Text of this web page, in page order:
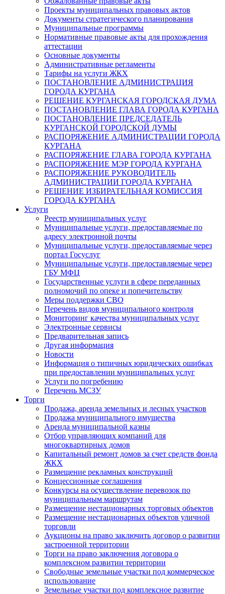
Проекты муниципальных правовых актов
Документы стратегического планирования
Муниципальные программы
Нормативные правовые акты для прохождения
аттестации
Основные документы
Административные регламенты
Тарифы на услуги ЖКХ
ПОСТАНОВЛЕНИЕ АДМИНИСТРАЦИЯ
ГОРОДА КУРГАНА
РЕШЕНИЕ КУРГАНСКАЯ ГОРОДСКАЯ ДУМА
ПОСТАНОВЛЕНИЕ ГЛАВА ГОРОДА КУРГАНА
ПОСТАНОВЛЕНИЕ ПРЕДСЕДАТЕЛЬ
КУРГАНСКОЙ ГОРОДСКОЙ ДУМЫ
РАСПОРЯЖЕНИЕ АДМИНИСТРАЦИИ ГОРОДА
КУРГАНА
РАСПОРЯЖЕНИЕ ГЛАВА ГОРОДА КУРГАНА
РАСПОРЯЖЕНИЕ МЭР ГОРОДА КУРГАНА
РАСПОРЯЖЕНИЕ РУКОВОДИТЕЛЬ
АДМИНИСТРАЦИИ ГОРОДА КУРГАНА
РЕШЕНИЕ ИЗБИРАТЕЛЬНАЯ КОМИССИЯ
ГОРОДА КУРГАНА
Услуги
Реестр муниципальных услуг
Муниципальные услуги, предоставляемые по
адресу электронной почты
Муниципальные услуги, предоставляемые через
портал Госуслуг
Муниципальные услуги, предоставляемые через
ГБУ МФЦ
Государственные услуги в сфере переданных
полномочий по опеке и попечительству
Меры поддержки СВО
Перечень видов муниципального контроля
Мониторинг качества муниципальных услуг
Электронные сервисы
Предварительная запись
Другая информация
Новости
Информация о типичных юридических ошибках
при предоставлении муниципальных услуг
Услуги по погребению
Перечень МСЗУ
Торги
Продажа, аренда земельных и лесных участков
Продажа муниципального имущества
Аренда муниципальной казны
Отбор управляющих компаний для
многоквартирных домов
Капитальный ремонт домов за счет средств фонда
ЖКХ
Размещение рекламных конструкций
Концессионные соглашения
Конкурсы на осуществление перевозок по
муниципальным маршрутам
Размещение нестационарных торговых объектов
Размещение нестационарных объектов уличной
торговли
Аукционы на право заключить договор о развитии
застроенной территории
Торги на право заключения договора о
комплексном развитии территории
Свободные земельные участки под коммерческое
использование
Земельные участки под комплексное развитие